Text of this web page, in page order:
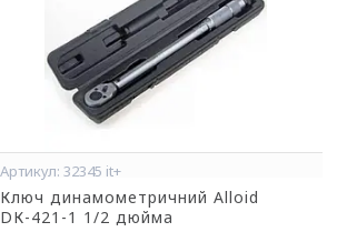
32345 it+
Ключ динамометричний Alloid
DК-421-1 1/2 дюйма